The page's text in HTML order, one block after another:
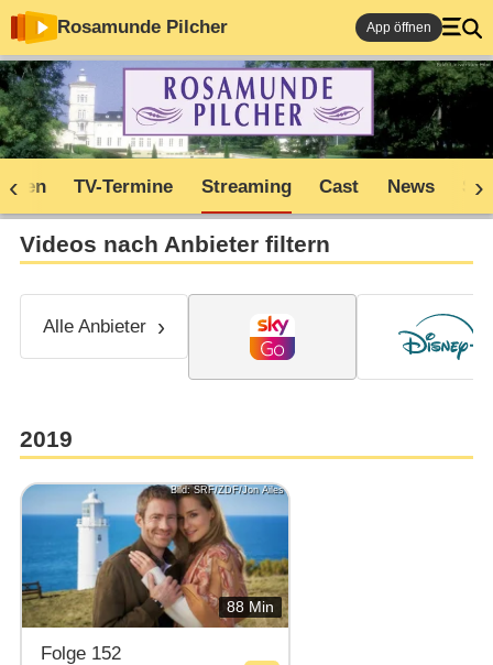
Rosamunde Pilcher App öffnen
TV-Termine Streaming Cast News
Videos nach Anbieter filtern
Alle Anbieter
2019
Bild: SRF/ZDF/Jon Ailes
88 Min
Folge 152